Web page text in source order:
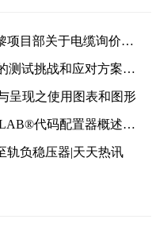
观察：中铁建大桥局四公司剑黎项目部关于电缆询价公告
HDMI 1.4测试方法及HDMI2.0的测试挑战和应对方案网上研讨会|环球观察
呈现之使用图表和图形
MICROCHIP MINUTES 3 - MPLAB®代码配置器概述-世界通讯
轨负稳压器|天天热讯